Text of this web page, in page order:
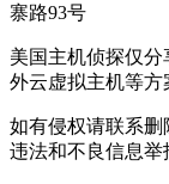
寨路93号
美国主机侦探仅
外云虚拟主机等方
如有侵权请联系删
违法和不良信息举